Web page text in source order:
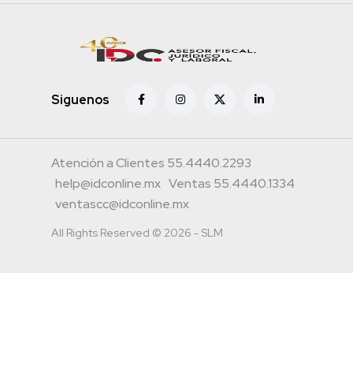
Siguenos
Atención a Clientes 55.4440.2293
help@idconline.mx Ventas 55.4440.1334
ventascc@idconline.mx
All Rights Reserved © 2026 - SLM